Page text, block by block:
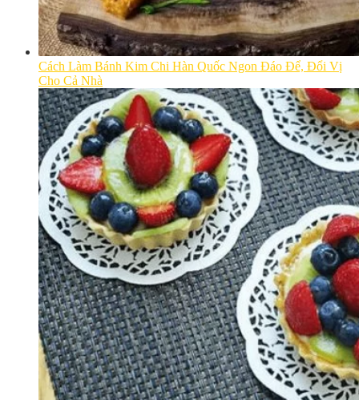
Cách Làm Bánh Kim Chi Hàn Quốc Ngon Đáo Để, Đổi Vị
Cho Cả Nhà